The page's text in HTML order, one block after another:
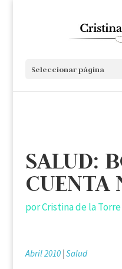
Seleccionar página
SALUD:
CUENTA
porCristina de la Torre
Abril 2010|Salud